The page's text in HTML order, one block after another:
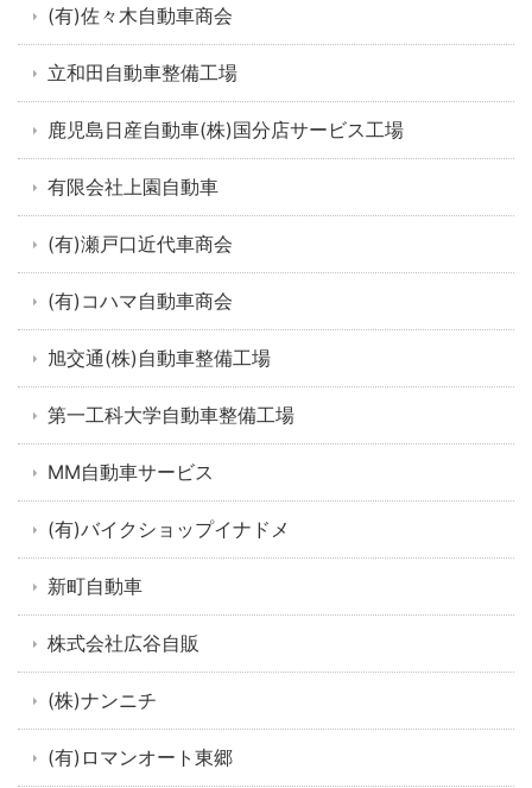
(有)佐々木自動車商会
立和田自動車整備工場
鹿児島日産自動車(株)国分店サービス工場
有限会社上園自動車
(有)瀬戸口近代車商会
(有)コハマ自動車商会
旭交通(株)自動車整備工場
第一工科大学自動車整備工場
MM自動車サービス
(有)バイクショップイナドメ
新町自動車
株式会社広谷自販
(株)ナンニチ
(有)ロマンオート東郷